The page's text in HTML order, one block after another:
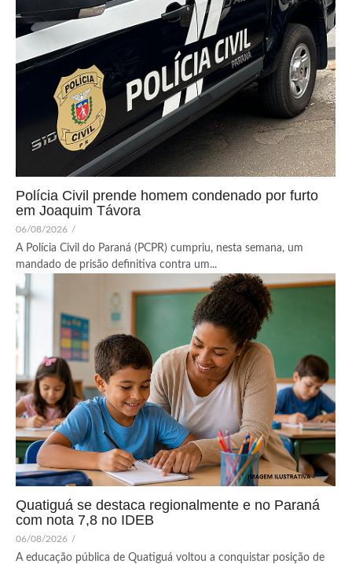
Polícia Civil prende homem condenado por furto
em Joaquim Távora
06/08/2026 /
A Polícia Civil do Paraná (PCPR) cumpriu, nesta semana, um
mandado de prisão definitiva contra um...
Quatiguá se destaca regionalmente e no Paraná
com nota 7,8 no IDEB
06/08/2026 /
A educação pública de Quatiguá voltou a conquistar posição de